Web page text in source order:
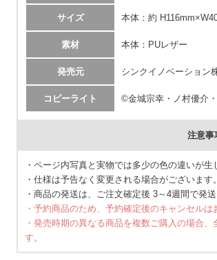
サイズ 本体：約
素材 本体：PUレザー
発売元 シンクイノベーション
コピーライト ©金城宗幸・ノ村優介
注意事
・ページ内写真と実物では多少の色の違いが生
・仕様は予告なく変更される場合がございます。
・商品の発送は、ご注文確定後 3～4週間で発送
・予約商品のため、予約確定後のキャンセルは
・発売時期の異なる商品を複数ご購入の場合
す。